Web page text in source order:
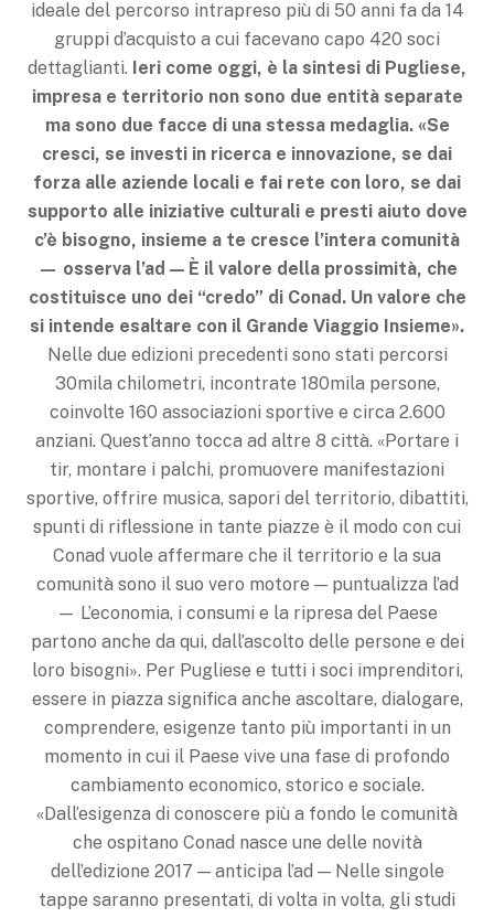
ideale del percorso intrapreso più di 50 anni fa da 14
gruppi d’acquisto a cui facevano capo 420 soci
dettaglianti. Ieri come oggi, è la sintesi di Pugliese,
impresa e territorio non sono due entità separate
ma sono due facce di una stessa medaglia. «Se
cresci, se investi in ricerca e innovazione, se dai
forza alle aziende locali e fai rete con loro, se dai
supporto alle iniziative culturali e presti aiuto dove
c’è bisogno, insieme a te cresce l’intera comunità
— osserva l’ad — È il valore della prossimità, che
costituisce uno dei “credo” di Conad. Un valore che
si intende esaltare con il Grande Viaggio Insieme».
Nelle due edizioni precedenti sono stati percorsi
30mila chilometri, incontrate 180mila persone,
coinvolte 160 associazioni sportive e circa 2.600
anziani. Quest’anno tocca ad altre 8 città. «Portare i
tir, montare i palchi, promuovere manifestazioni
sportive, offrire musica, sapori del territorio, dibattiti,
spunti di riflessione in tante piazze è il modo con cui
Conad vuole affermare che il territorio e la sua
comunità sono il suo vero motore — puntualizza l’ad
— L’economia, i consumi e la ripresa del Paese
partono anche da qui, dall’ascolto delle persone e dei
loro bisogni». Per Pugliese e tutti i soci imprenditori,
essere in piazza significa anche ascoltare, dialogare,
comprendere, esigenze tanto più importanti in un
momento in cui il Paese vive una fase di profondo
cambiamento economico, storico e sociale.
«Dall’esigenza di conoscere più a fondo le comunità
che ospitano Conad nasce une delle novità
dell’edizione 2017 — anticipa l’ad — Nelle singole
tappe saranno presentati, di volta in volta, gli studi